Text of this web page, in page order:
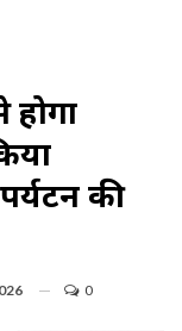
की
0